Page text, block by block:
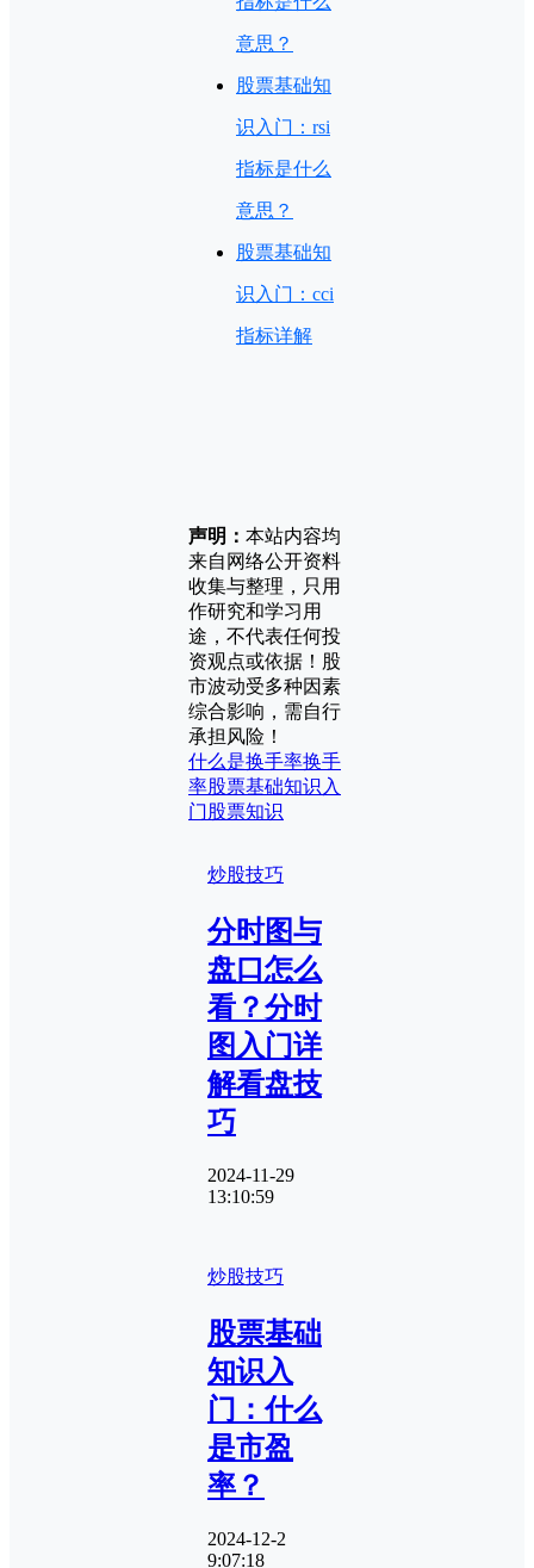
意思？
股票基础知
识入门：rsi
指标是什么
意思？
股票基础知
识入门：cci
指标详解
声明： 本站内容均
来自网络公开资料
收集与整理，只用
作研究和学习用
途，不代表任何投
资观点或依据！股
市波动受多种因素
综合影响，需自行
承担风险！
什么是换手率换手
率股票基础知识入
门 股票知识
炒股技巧
分时图与
盘口怎么
看？分时
图入门详
解看盘技
巧
2024-11-29
13:10:59
炒股技巧
股票基础
知识入
门：什么
是市盈
率？
2024-12-2
9:07:18